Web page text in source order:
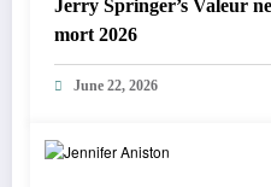
Jerry Springer’s Valeur
mort 2026
June 22, 2026